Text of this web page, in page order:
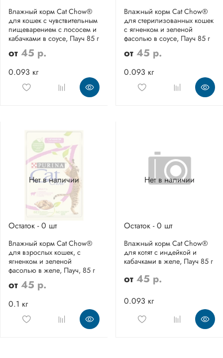
Влажный корм Cat Chow®
для кошек с чувствительным
пищеварением с лососем и
кабачками в соусе, Пауч 85 г
от 45 р.
0.093 кг
Влажный корм Cat Chow®
для стерилизованных кошек
с ягненком и зеленой
фасолью в соусе, Пауч 85 г
от 45 р.
0.093 кг
Нет в наличии
Остаток - 0 шт
Влажный корм Cat Chow®
для взрослых кошек, с
ягненком и зеленой
фасолью в желе, Пауч, 85 г
от 45 р.
0.1 кг
Нет в наличии
Остаток - 0 шт
Влажный корм Cat Chow®
для котят с индейкой и
кабачками в желе, Пауч 85 г
от 45 р.
0.093 кг